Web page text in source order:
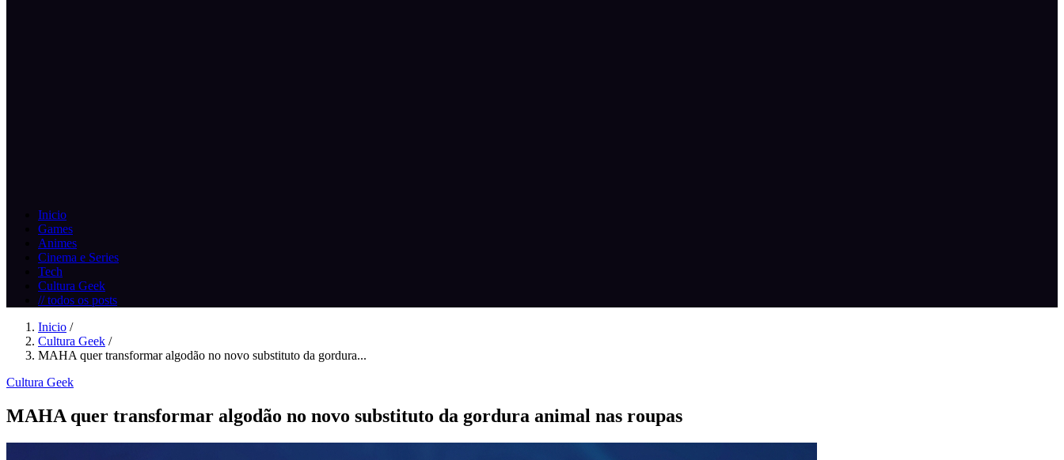
Inicio
Games
Animes
Cinema e Series
Tech
Cultura Geek
// todos os posts
Inicio /
Cultura Geek /
MAHA quer transformar algodão no novo substituto da gordura...
Cultura Geek
MAHA quer transformar algodão no novo substituto da gordura animal nas roupas